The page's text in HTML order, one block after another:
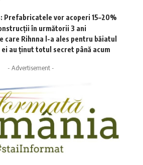
Prefabricatele vor acoperi 15–20%
în următorii 3 ani
care Rihnna l-a ales pentru băiatul
au ținut totul secret până acum
- Advertisement -